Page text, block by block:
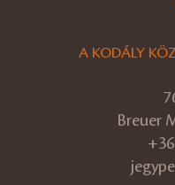
A KODÁLY
Breuer